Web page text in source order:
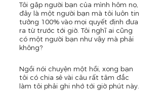
Tôi gặp người bạn của mình hôm nọ,
đây là một người bạn mà tôi luôn tin
tưởng 100% vào mọi quyết định đưa
ra từ trước tới giờ. Tôi nghĩ ai cũng
có một người bạn như vậy mà phải
không?
Ngồi nói chuyện một hồi, xong bạn
tôi có chia sẻ vài câu rất tâm đắc
làm tôi phải ghi nhớ tới giờ phút này.